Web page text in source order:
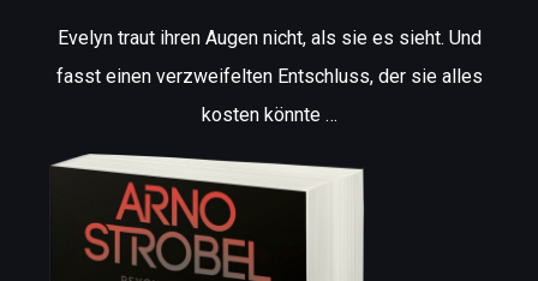
Evelyn traut ihren Augen nicht, als sie es sieht. Und
fasst einen verzweifelten Entschluss, der sie alles
kosten könnte …